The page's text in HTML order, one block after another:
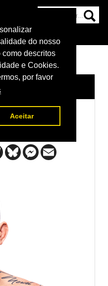
do nosso
como descritos
e Cookies.
por favor
Aceitar